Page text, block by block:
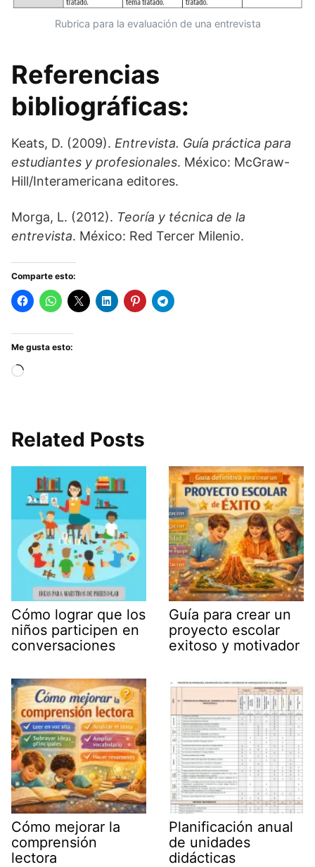
Rubrica para la evaluación de una entrevista
Referencias
bibliográficas:
Keats, D. (2009). Entrevista. Guía práctica para
estudiantes y profesionales. México: McGraw-
Hi­ll/Interamericana editores.
Morga, L. (2012). Teoría y técnica de la
entrevista. México: Red Tercer Milenio.
Comparte esto:
Me gusta esto:
Cargando...
Related Posts
Cómo lograr que los
niños participen en
conversaciones
Guía para crear un
proyecto escolar
exitoso y motivador
Cómo mejorar la
comprensión
lectora
Planificación anual
de unidades
didácticas